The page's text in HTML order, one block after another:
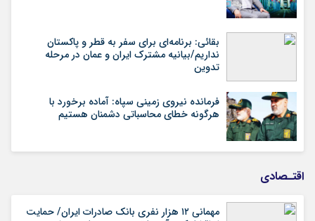
بقائی: برنامه‌ای برای سفر به قطر و پاکستان
نداریم/بیانیه مشترک ایران و عمان در مرحله
تدوین
فرمانده نیروی زمینی سپاه: آماده برخورد با
هرگونه خطای محاسباتی دشمنان هستیم
اقتـصادی
مهمانی ۱۲ هزار نفری بانک صادرات ایران/ حمایت